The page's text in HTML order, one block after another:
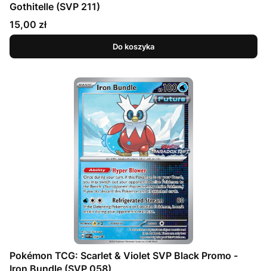
Gothitelle (SVP 211)
Cena
15,00 zł
Do koszyka
Pokémon TCG: Scarlet & Violet SVP Black Promo -
Iron Bundle (SVP 058)